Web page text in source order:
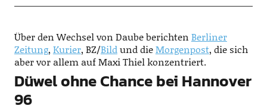
Über den Wechsel von Daube berichten Berliner
Zeitung, Kurier, BZ/Bildund dieMorgenpost, die sich
aber vor allem auf Maxi Thiel konzentriert.
Düwel ohne Chance bei Hannover
96